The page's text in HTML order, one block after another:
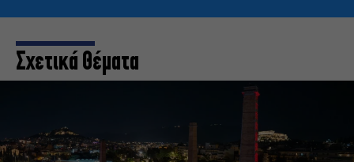
Σχετικά Θέματα